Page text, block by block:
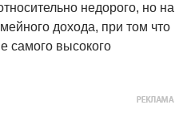
недорого, но на
дохода, при том что
самого высокого